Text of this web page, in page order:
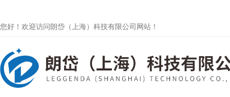
您好！欢迎访问朗岱（上海）科技有限公司网站！